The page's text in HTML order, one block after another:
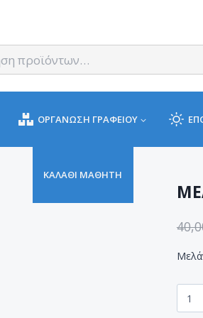
ΟΡΓΑΝΩΣΗ ΓΡΑΦΕΙΟΥ
ΚΑΛΑΘΙ ΜΑΘΗΤΗ
951